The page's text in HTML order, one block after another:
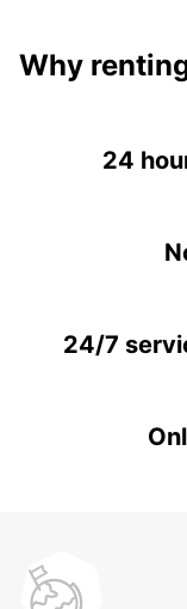
Why
24
24/7